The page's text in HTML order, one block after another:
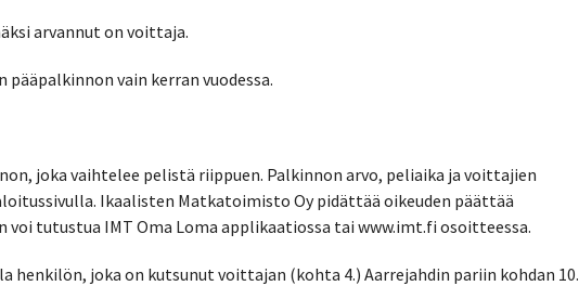
arvannut on voittaja.
vain kerran vuodessa.
joka vaihtelee pelistä riippuen. Palkinnon arvo, peliaika ja voittajien
Ikaalisten Matkatoimisto Oy pidättää oikeuden päättää
tutustua IMT Oma Loma applikaatiossa tai www.imt.fi osoitteessa.
henkilön, joka on kutsunut voittajan (kohta 4.) Aarrejahdin pariin kohdan 10.